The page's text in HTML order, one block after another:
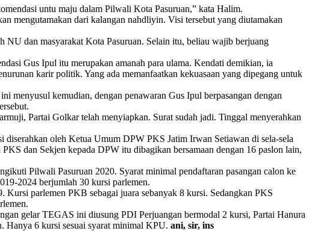
untu maju dalam Pilwali Kota Pasuruan,” kata Halim.
mengutamakan dari kalangan nahdliyin. Visi tersebut yang diutamakan
dan masyarakat Kota Pasuruan. Selain itu, beliau wajib berjuang
Gus Ipul itu merupakan amanah para ulama. Kendati demikian, ia
karir politik. Yang ada memanfaatkan kekuasaan yang dipegang untuk
menyusul kemudian, dengan penawaran Gus Ipul berpasangan dengan
Partai Golkar telah menyiapkan. Surat sudah jadi. Tinggal menyerahkan
oleh Ketua Umum DPW PKS Jatim Irwan Setiawan di sela-sela
dan Sekjen kepada DPW itu dibagikan bersamaan dengan 16 paslon lain,
Pilwali Pasuruan 2020. Syarat minimal pendaftaran pasangan calon ke
2024 berjumlah 30 kursi parlemen.
Kursi parlemen PKB sebagai juara sebanyak 8 kursi. Sedangkan PKS
gelar TEGAS ini diusung PDI Perjuangan bermodal 2 kursi, Partai Hanura
Hanya 6 kursi sesuai syarat minimal KPU. ani, sir, ins